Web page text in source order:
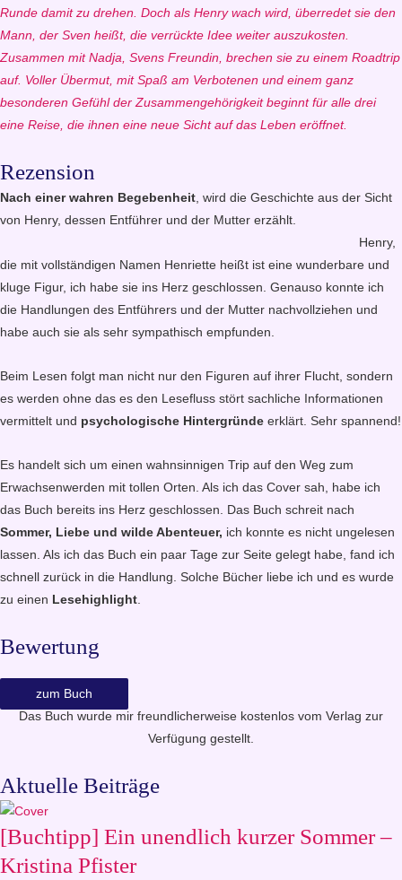
Runde damit zu drehen. Doch als Henry wach wird, überredet sie den
Mann, der Sven heißt, die verrückte Idee weiter auszukosten.
Zusammen mit Nadja, Svens Freundin, brechen sie zu einem Roadtrip
auf. Voller Übermut, mit Spaß am Verbotenen und einem ganz
besonderen Gefühl der Zusammengehörigkeit beginnt für alle drei
eine Reise, die ihnen eine neue Sicht auf das Leben eröffnet.
Rezension
Nach einer wahren Begebenheit , wird die Geschichte aus der Sicht
von Henry, dessen Entführer und der Mutter erzählt.
Henry,
die mit vollständigen Namen Henriette heißt ist eine wunderbare und
kluge Figur, ich habe sie ins Herz geschlossen. Genauso konnte ich
die Handlungen des Entführers und der Mutter nachvollziehen und
habe auch sie als sehr sympathisch empfunden.
Beim Lesen folgt man nicht nur den Figuren auf ihrer Flucht, sondern
es werden ohne das es den Lesefluss stört sachliche Informationen
vermittelt und psychologische Hintergründe erklärt. Sehr spannend!
Es handelt sich um einen wahnsinnigen Trip auf den Weg zum
Erwachsenwerden mit tollen Orten. Als ich das Cover sah, habe ich
das Buch bereits ins Herz geschlossen. Das Buch schreit nach
Sommer, Liebe und wilde Abenteuer, ich konnte es nicht ungelesen
lassen. Als ich das Buch ein paar Tage zur Seite gelegt habe, fand ich
schnell zurück in die Handlung. Solche Bücher liebe ich und es wurde
zu einen Lesehighlight
Bewertung
zum Buch
Das Buch wurde mir freundlicherweise kostenlos vom Verlag zur
Verfügung gestellt.
Aktuelle Beiträge
[Buchtipp] Ein unendlich kurzer Sommer –
Kristina Pfister